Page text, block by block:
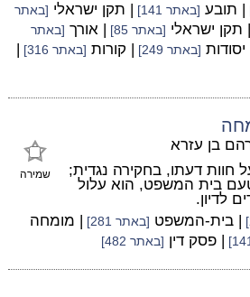
| תובע [באתר 141] | תקן ישראלי [באתר
| תקן ישראלי [באתר 85] | אורך [באתר
יסודות [באתר 249] | קורות [באתר 316]
|
שמירה
בן עזרא
חוות דעתו, בחקירה נגדית;
בית המשפט, הוא עלול
לדיון.
| בית-המשפט [באתר 281] | מומחה
| פסק דין [באתר 482]